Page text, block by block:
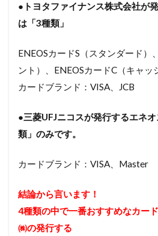
●トヨタファイナンス株式会社が
は「3種類」
ENEOSカードS（スタンダード）
ント）、ENEOSカードC（キャ
カードブランド：VISA、JCB
●三菱UFJニコスが発行するエネ
類」のみです。
カードブランド：VISA、Master
結論から言います！
4種類の中で一番おすすめなカー
㈱の発行する